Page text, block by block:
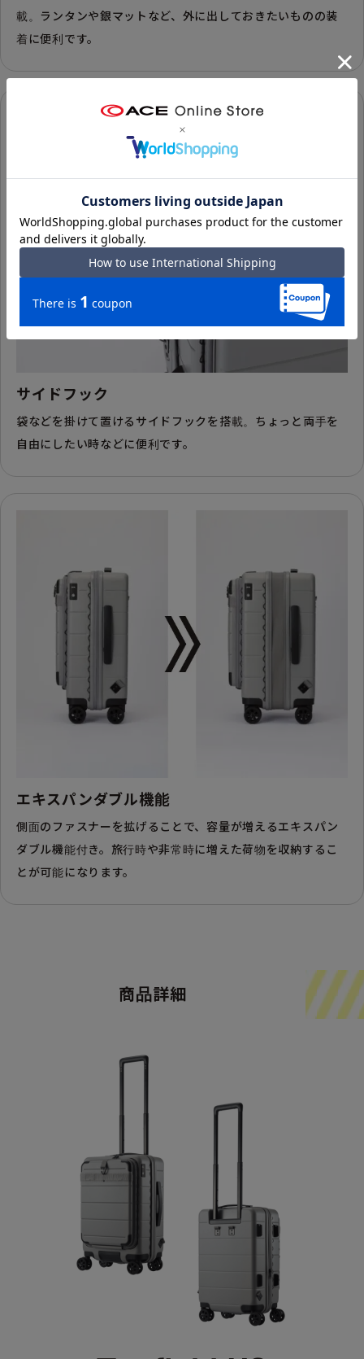
載。ランタンや銀マットなど、外に出しておきたいものの装
着に便利です。
サイドフック
袋などを掛けて置けるサイドフックを搭載。ちょっと両手を
自由にしたい時などに便利です。
エキスパンダブル機能
側面のファスナーを拡げることで、容量が増えるエキスパン
ダブル機能付き。旅行時や非常時に増えた荷物を収納するこ
とが可能になります。
商品詳細